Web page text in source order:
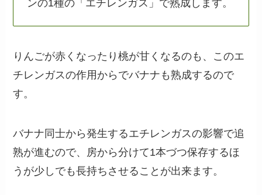
ンの1種の「エチレンガス」で熟成します。
りんごが赤くなったり桃が甘くなるのも、このエ
チレンガスの作用からでバナナも熟成するので
す。
バナナ同士から発生するエチレンガスの影響で追
熟が進むので、房から分けて1本づつ保存するほ
うが少しでも長持ちさせることが出来ます。